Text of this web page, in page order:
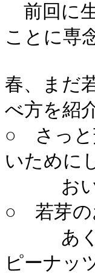
前回に
ことに専
春、まだ
べ方を紹
○ さっと
いために
おいし
○ 若芽の
あくが
ピーナッ